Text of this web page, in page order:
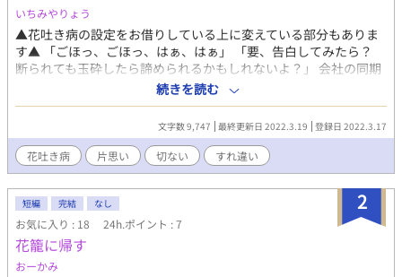
いちみやりょう
▲花吐き病の設定をお借りしている上に変えている部分もありま
す▲ 「ごほっ、ごほっ、はぁ、はぁ」 「要、告白してみたら？
断られても玉砕したら諦められるかもしれないよ？」 会社の同期
の杉田が心配そうに言ってきた。 俺の片思いと片思いの相手と病
気を杉田だけが知っている。 以前会社で吐き気に耐えきれなくな
って給湯室まで駆け込んで吐いた時に、心配で様子見にきてくれ
た杉田に花を吐くのを見られてしまったことがきっかけだった。
ちなみに今も給湯室にいる。 「無理だ。断られても諦められなか
った」 「え？ 告白したの？」 「こほっ、ごほ、したよ。大学生
の時にね」 「ダメだったんだ」 「悪いって言われたよ。でも俺は
断られたのにもかかわらず諦めきれずに、こんな病気を発病して
しまった」
続きを読む
文字数 9,747 最終更新日 2022.3.19 登録日 2022.3.17
花吐き病 片思い 切ない すれ違い
2
短編 完結 なし
お気に入り : 18 24h.ポイント : 7
花籠に帰す
おーかみ